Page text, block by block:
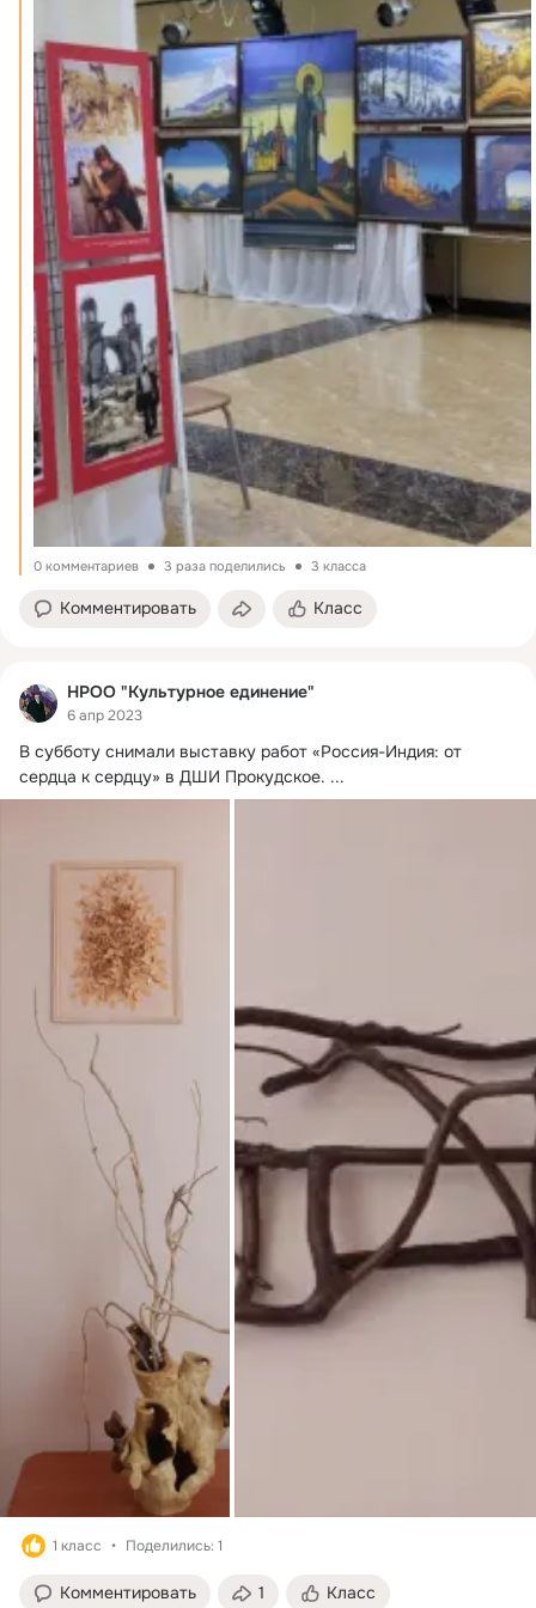
0 комментариев 3 раза поделились 3 класса
Комментировать Класс
НРОО "Культурное единение"
6 апр 2023
В субботу снимали выставку работ «Россия-Индия: от
сердца к сердцу» в ДШИ Прокудское. ...
1 класс Поделились: 1
Комментировать 1 Класс